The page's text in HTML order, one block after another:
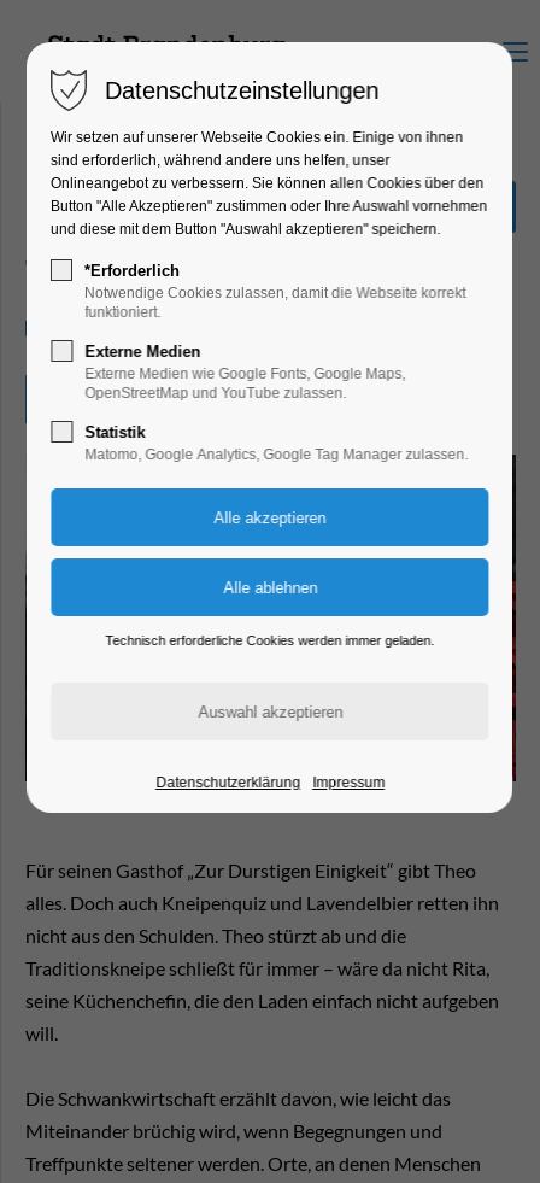
Menu
Traumschüff Theater
"Schwankwirtschaft"
Theater, Bühne
Eintritt frei
Für seinen Gasthof „Zur Durstigen Einigkeit“ gibt Theo
alles. Doch auch Kneipenquiz und Lavendelbier retten ihn
nicht aus den Schulden. Theo stürzt ab und die
Traditionskneipe schließt für immer – wäre da nicht Rita,
seine Küchenchefin, die den Laden einfach nicht aufgeben
will.
Die Schwankwirtschaft erzählt davon, wie leicht das
Miteinander brüchig wird, wenn Begegnungen und
Treffpunkte seltener werden. Orte, an denen Menschen
Datenschutzeinstellungen
Wir setzen auf unserer Webseite Cookies ein. Einige von ihnen
sind erforderlich, während andere uns helfen, unser
Onlineangebot zu verbessern. Sie können allen Cookies über den
Button "Alle Akzeptieren" zustimmen oder Ihre Auswahl vornehmen
und diese mit dem Button "Auswahl akzeptieren" speichern.
*Erforderlich
Notwendige Cookies zulassen, damit die Webseite korrekt
funktioniert.
Externe Medien
Externe Medien wie Google Fonts, Google Maps,
OpenStreetMap und YouTube zulassen.
Statistik
Matomo, Google Analytics, Google Tag Manager zulassen.
Technisch erforderliche Cookies werden immer geladen.
Datenschutzerklärung Impressum